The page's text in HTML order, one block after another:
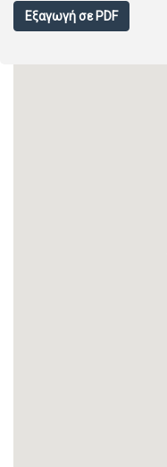
Εξαγωγή σε PDF